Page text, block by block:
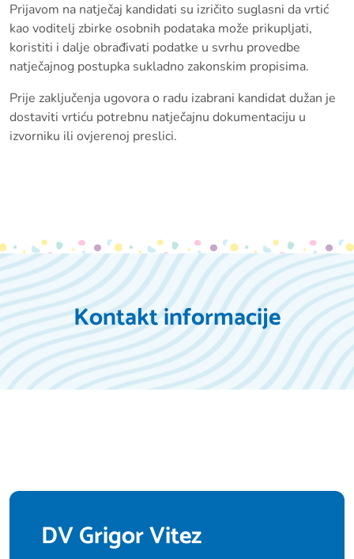
Prijavom na natječaj kandidati su izričito suglasni da vrtić
kao voditelj zbirke osobnih podataka može prikupljati,
koristiti i dalje obrađivati podatke u svrhu provedbe
natječajnog postupka sukladno zakonskim propisima.
Prije zaključenja ugovora o radu izabrani kandidat dužan je
dostaviti vrtiću potrebnu natječajnu dokumentaciju u
izvorniku ili ovjerenoj preslici.
Kontakt informacije
DV Grigor Vitez